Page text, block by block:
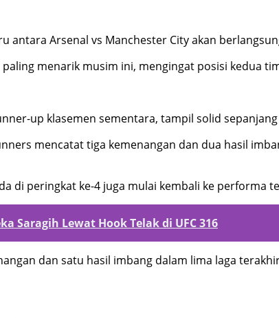
antara Arsenal vs Manchester City akan
menarik musim ini, mengingat posisi kedua
up klasemen sementara, tampil solid
mencatat tiga kemenangan dan dua hasil
di peringkat ke-4 juga mulai kembali ke performa
Saragih Lewat Hook Telak di UFC 316
dan satu hasil imbang dalam lima laga